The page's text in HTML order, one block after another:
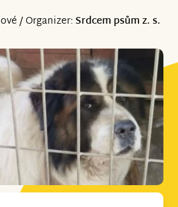
/ Organizer: Srdcem psům z. s.